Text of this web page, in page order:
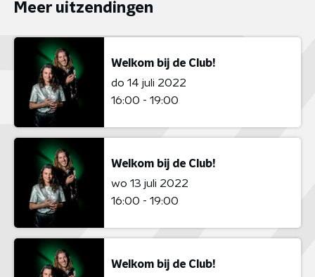
Meer uitzendingen
Welkom bij de Club!
do 14 juli 2022
16:00 - 19:00
Welkom bij de Club!
wo 13 juli 2022
16:00 - 19:00
Welkom bij de Club!